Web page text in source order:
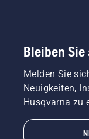
Bleiben
Melden Sie
Neuigkeiten,
Husqvarna zu